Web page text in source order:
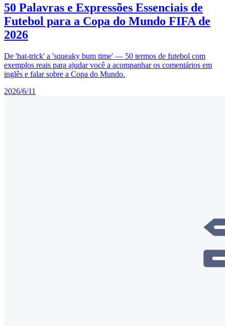
50 Palavras e Expressões Essenciais de
Futebol para a Copa do Mundo FIFA de
2026
De 'hat-trick' a 'squeaky bum time' — 50 termos de futebol com
exemplos reais para ajudar você a acompanhar os comentários em
inglês e falar sobre a Copa do Mundo.
2026/6/11